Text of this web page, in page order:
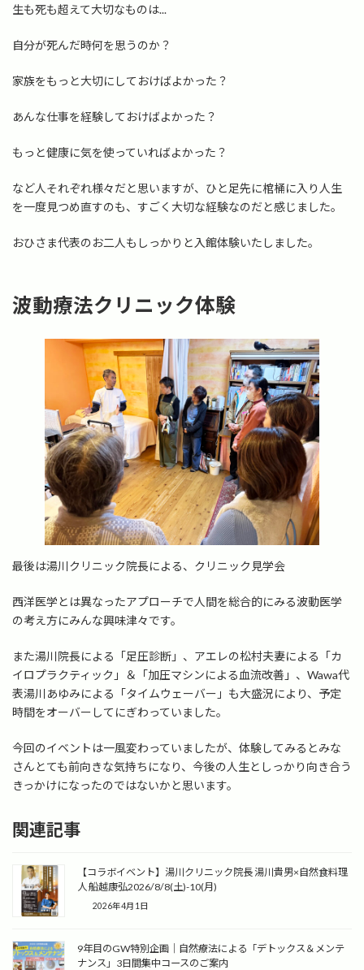
生も死も超えて大切なものは...
自分が死んだ時何を思うのか？
家族をもっと大切にしておけばよかった？
あんな仕事を経験しておけばよかった？
もっと健康に気を使っていればよかった？
など人それぞれ様々だと思いますが、ひと足先に棺桶に入り人生
を一度見つめ直すのも、すごく大切な経験なのだと感じました。
おひさま代表のお二人もしっかりと入館体験いたしました。
波動療法クリニック体験
最後は湯川クリニック院長による、クリニック見学会
西洋医学とは異なったアプローチで人間を総合的にみる波動医学
の考え方にみんな興味津々です。
また湯川院長による「足圧診断」、アエレの松村夫妻による「カ
イロプラクティック」＆「加圧マシンによる血流改善」、Wawa代
表湯川あゆみによる「タイムウェーバー」も大盛況により、予定
時間をオーバーしてにぎわっていました。
今回のイベントは一風変わっていましたが、体験してみるとみな
さんとても前向きな気持ちになり、今後の人生としっかり向き合う
きっかけになったのではないかと思います。
関連記事
【コラボイベント】湯川クリニック院長 湯川貴男×自然食料理
人 船越康弘2026/8/8(土)-10(月)
2026年4月1日
9年目のGW特別企画｜自然療法による「デトックス＆メンテ
ナンス」3日間集中コースのご案内